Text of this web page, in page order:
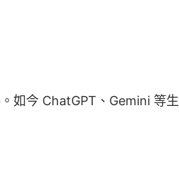
如今 ChatGPT、Gemini 等生